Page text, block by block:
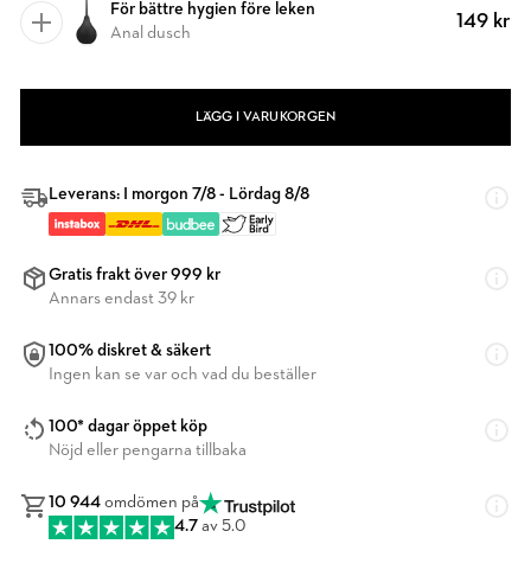
För bättre hygien före leken
Anal dusch
149 kr
LÄGG I VARUKORGEN
Leverans: I morgon 7/8 - Lördag 8/8
Gratis frakt över 999 kr
Annars endast 39 kr
100% diskret & säkert
Ingen kan se var och vad du beställer
100* dagar öppet köp
Nöjd eller pengarna tillbaka
10 944 omdömen på
4.7 av 5.0